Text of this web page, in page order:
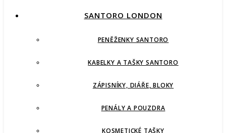
SANTORO LONDON
PENĚŽENKY SANTORO
KABELKY A TAŠKY SANTORO
ZÁPISNÍKY, DIÁŘE, BLOKY
PENÁLY A POUZDRA
KOSMETICKÉ TAŠKY